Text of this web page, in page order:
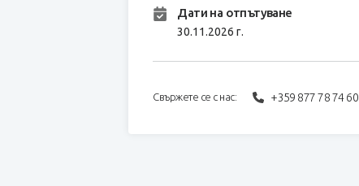
Дати на отпътуване
30.11.2026 г.
Свържете се с нас: +359 877 78 74 60